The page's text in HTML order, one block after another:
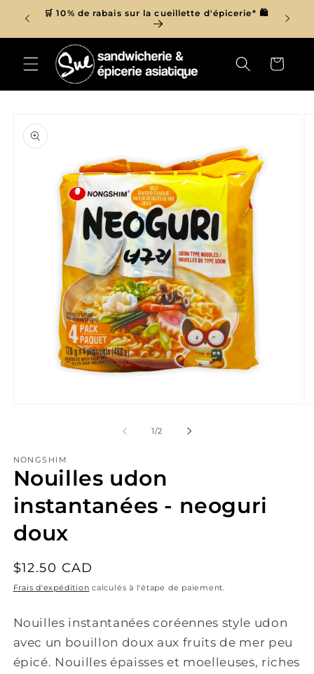
passer
contenu
150$ 🛒 10% de rabais sur la cueillette d'épicerie* 🛍
Panier
informations
produits
une
fenêtre
modale
1/de
2
NONGSHIM
Nouilles udon
instantanées - neoguri
doux
Prix
habituel
$12.50 CAD
Frais d'expédition calculés à l'étape de paiement.
Nouilles instantanées coréennes style udon
avec un bouillon doux aux fruits de mer peu
épicé. Nouilles épaisses et moelleuses, riches